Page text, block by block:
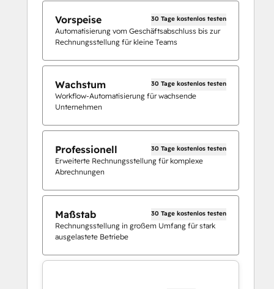
Vorspeise 30 Tage kostenlos testen
Automatisierung vom Geschäftsabschluss bis zur
Rechnungsstellung für kleine Teams
Wachstum 30 Tage kostenlos testen
Workflow-Automatisierung für wachsende
Unternehmen
Professionell 30 Tage kostenlos testen
Erweiterte Rechnungsstellung für komplexe
Abrechnungen
Maßstab 30 Tage kostenlos testen
Rechnungsstellung in großem Umfang für stark
ausgelastete Betriebe